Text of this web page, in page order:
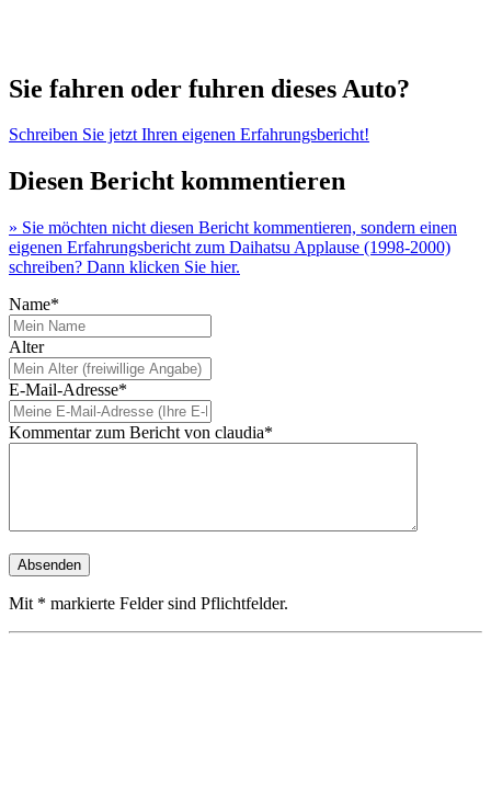
Sie fahren oder fuhren dieses Auto?
Schreiben Sie jetzt Ihren eigenen Erfahrungsbericht!
Diesen Bericht kommentieren
» Sie möchten nicht diesen Bericht kommentieren, sondern einen
eigenen Erfahrungsbericht zum Daihatsu Applause (1998-2000)
schreiben? Dann klicken Sie hier.
Name*
Alter
E-Mail-Adresse*
Kommentar zum Bericht von claudia*
Mit * markierte Felder sind Pflichtfelder.